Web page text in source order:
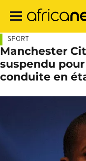
contenu
SPORT
Manchester
suspendu
conduite en